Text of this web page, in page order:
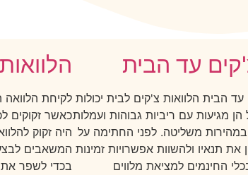
עד הבית
הבית הלוואות צ'קים לבית יכולות
מגיעות עם ריביות גבוהות ועמלות
משליטה. לפני החתימה על
תנאיו ולהשוות אפשרויות זמינות
החינמים למציאת מלווים
לקיחת
כאשר זקוקים
היה זקוק
המשאבים
בכדי לשפר